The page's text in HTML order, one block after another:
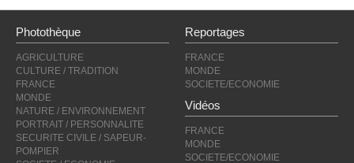
Photothèque
AGRICULTURE
CULTURE / TRADITION
FRANCE
MONDE
NATURE / ENVIRONNEMENT
PORTRAIT / PERSONNALITE
SECURITE CIVILE / SAPEUR-
POMPIER
Reportages
FRANCE
MONDE
SOCIETE/ECONOMIE
Vidéos
FRANCE
MONDE
SOCIETE/ECONOMIE